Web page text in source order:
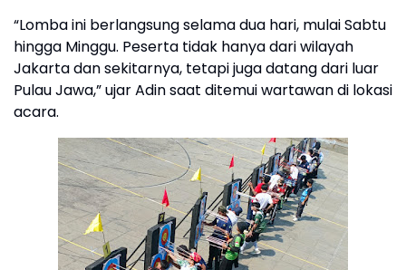
“Lomba ini berlangsung selama dua hari, mulai Sabtu
hingga Minggu. Peserta tidak hanya dari wilayah
Jakarta dan sekitarnya, tetapi juga datang dari luar
Pulau Jawa,” ujar Adin saat ditemui wartawan di lokasi
acara.